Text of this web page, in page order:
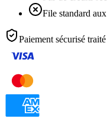
File standard
Paiement sécurisé